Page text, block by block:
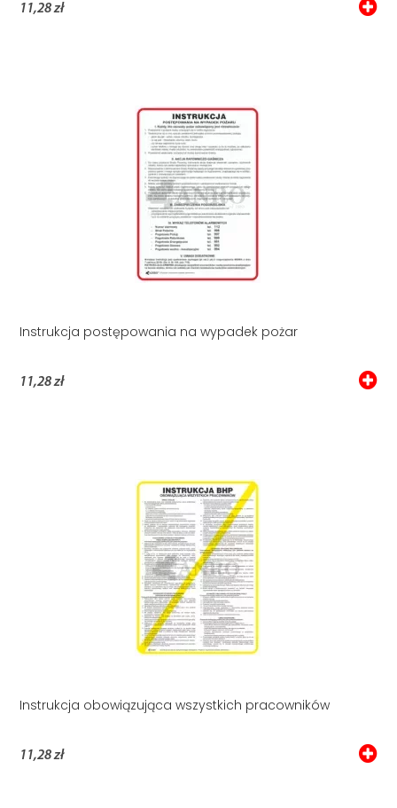
11,28 zł
Instrukcja postępowania na wypadek pożar
11,28 zł
Instrukcja obowiązująca wszystkich pracowników
11,28 zł